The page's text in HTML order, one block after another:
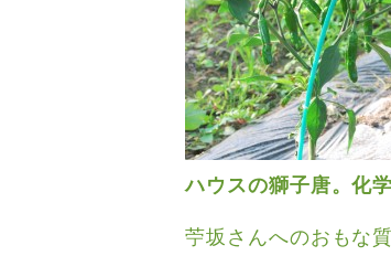
ハウスの獅子唐。化
苧坂さんへのおもな質